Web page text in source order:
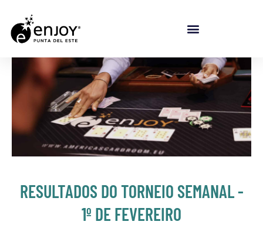
RESULTADOS DO TORNEIO SEMANAL -
1º DE FEVEREIRO